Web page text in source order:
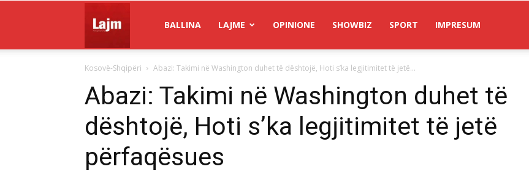
Lajm
BALLINA LAJME OPINIONE SHOWBIZ SPORT IMPRESUM
Kosovë-Shqipëri Abazi: Takimi në Washington duhet të dështojë, Hoti s’ka legjitimitet të jetë...
Abazi: Takimi në Washington duhet të
dështojë, Hoti s’ka legjitimitet të jetë
përfaqësues